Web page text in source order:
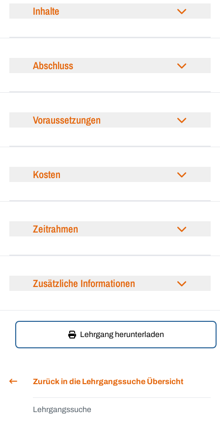
Inhalte
Abschluss
Voraussetzungen
Kosten
Zeitrahmen
Zusätzliche Informationen
Lehrgang herunterladen
Zurück in die Lehrgangssuche Übersicht
Lehrgangssuche